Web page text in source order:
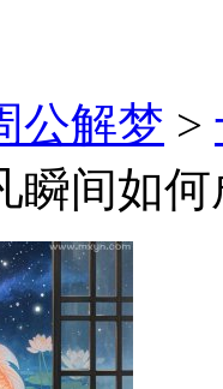
公解梦 >
瞬间如